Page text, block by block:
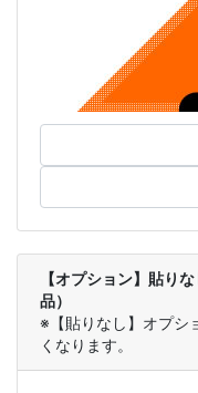
【オプション】貼り
品）
※【貼りなし】オプシ
くなります。